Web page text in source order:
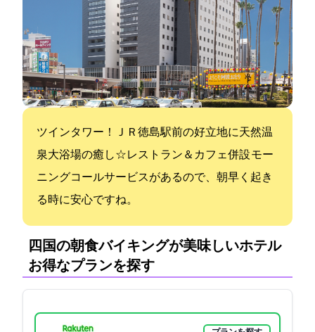
ツインタワー！ＪＲ徳島駅前の好立地に天然温
泉大浴場の癒し☆レストラン＆カフェ併設 モー
ニングコールサービスがあるので、朝早く起き
る時に安心ですね。
四国の朝食バイキングが美味しいホテル:
お得なプランを探す